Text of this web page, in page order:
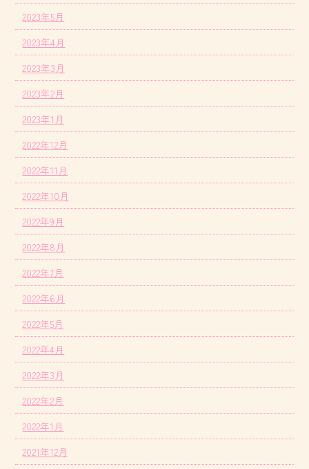
2023年5月
2023年4月
2023年3月
2023年2月
2023年1月
2022年12月
2022年11月
2022年10月
2022年9月
2022年8月
2022年7月
2022年6月
2022年5月
2022年4月
2022年3月
2022年2月
2022年1月
2021年12月